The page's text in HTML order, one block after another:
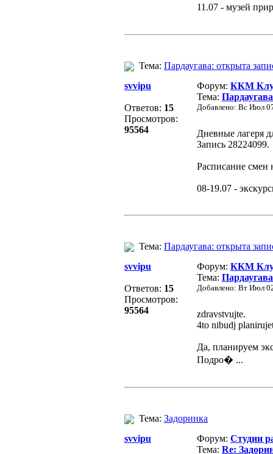
11.07 - музей
Тема: Пардаугава: открыта
svvipu
Ответов: 15
Просмотров:
95564
Форум: ККМ
Тема:
Добавлено: Вс Июл
Дневные лагеря
Запись 28224099.
Расписание смен
08-19.07 -
Тема: Пардаугава: открыта
svvipu
Ответов: 15
Просмотров:
95564
Форум: ККМ
Тема:
Добавлено: Вт Июл
zdravstvujte.
4to nibudj
Да, планируем
Подро� ...
Тема: Задоринка
svvipu
Форум: Студии
Тема: Re: